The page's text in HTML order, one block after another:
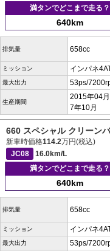
満タンでどこまで走る？
640km
排気量 658cc
ミッション インパネ
最大出力 53ps/
生産期間
2015年04
7年10月
660 スペシャル クリーン
新車時価格114.2万円(税込)
JC08
16.0km/L
満タンでどこまで走る？
640km
排気量 658cc
ミッション インパネ
最大出力 53ps/